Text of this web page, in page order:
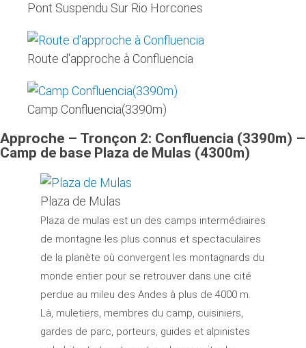
Pont Suspendu Sur Rio Horcones
Route d'approche à Confluencia
Camp Confluencia(3390m)
Approche – Tronçon 2: Confluencia (3390m) –
Camp de base Plaza de Mulas (4300m)
Plaza de Mulas
Plaza de mulas est un des camps intermédiaires
de montagne les plus connus et spectaculaires
de la planète où convergent les montagnards du
monde entier pour se retrouver dans une cité
perdue au mileu des Andes à plus de 4000 m.
Là, muletiers, membres du camp, cuisiniers,
gardes de parc, porteurs, guides et alpinistes